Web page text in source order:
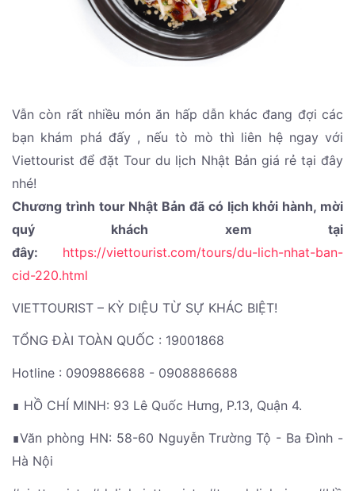
Vẫn còn rất nhiều món ăn hấp dẫn khác đang đợi các
bạn khám phá đấy , nếu tò mò thì liên hệ ngay với
Viettourist để đặt Tour du lịch Nhật Bản giá rẻ tại đây
nhé!
Chương trình tour Nhật Bản đã có lịch khởi hành, mời
quý khách xem tại
đây: https://viettourist.com/tours/du-lich-nhat-ban-
cid-220.html
VIETTOURIST – KỲ DIỆU TỪ SỰ KHÁC BIỆT!
TỔNG ĐÀI TOÀN QUỐC : 19001868
Hotline : 0909886688 - 0908886688
∎ HỒ CHÍ MINH: 93 Lê Quốc Hưng, P.13, Quận 4.
∎Văn phòng HN: 58-60 Nguyễn Trường Tộ - Ba Đình -
Hà Nội